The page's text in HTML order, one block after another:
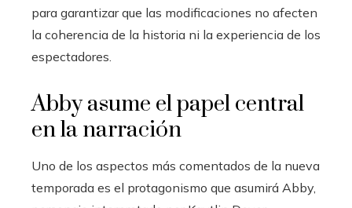
para garantizar que las modificaciones no afecten
la coherencia de la historia ni la experiencia de los
espectadores.
Abby asume el papel central
en la narración
Uno de los aspectos más comentados de la nueva
temporada es el protagonismo que asumirá Abby,